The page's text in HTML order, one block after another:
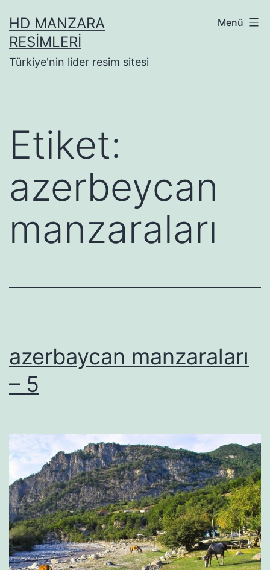
geçHD MANZARA
RESIMLERI
Türkiye'nin lider resim sitesi
Menü
Etiket:
azerbeycan
manzaraları
azerbaycan manzaraları
– 5